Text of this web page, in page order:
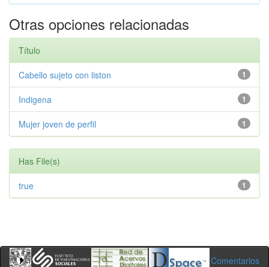
Otras opciones relacionadas
Título
1
Cabello sujeto con liston
1
Indigena
1
Mujer joven de perfil
Has File(s)
1
true
Comentarios